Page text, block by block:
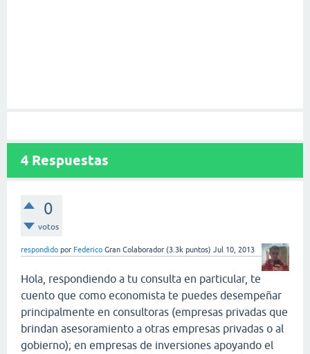
4 Respuestas
0
votos
respondido por Federico Gran Colaborador (3.3k puntos) Jul 10, 2013
Hola, respondiendo a tu consulta en particular, te
cuento que como economista te puedes desempeñar
principalmente en consultoras (empresas privadas que
brindan asesoramiento a otras empresas privadas o al
gobierno); en empresas de inversiones apoyando el